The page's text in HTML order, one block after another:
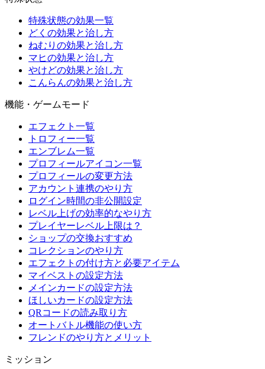
特殊状態の効果一覧
どくの効果と治し方
ねむりの効果と治し方
マヒの効果と治し方
やけどの効果と治し方
こんらんの効果と治し方
機能・ゲームモード
エフェクト一覧
トロフィー一覧
エンブレム一覧
プロフィールアイコン一覧
プロフィールの変更方法
アカウント連携のやり方
ログイン時間の非公開設定
レベル上げの効率的なやり方
プレイヤーレベル上限は？
ショップの交換おすすめ
コレクションのやり方
エフェクトの付け方と必要アイテム
マイベストの設定方法
メインカードの設定方法
ほしいカードの設定方法
QRコードの読み取り方
オートバトル機能の使い方
フレンドのやり方とメリット
ミッション